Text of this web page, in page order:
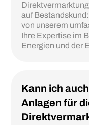
auf
von unserem
Ihre Expertise im
Energien und der
Kann ich
Anlagen für